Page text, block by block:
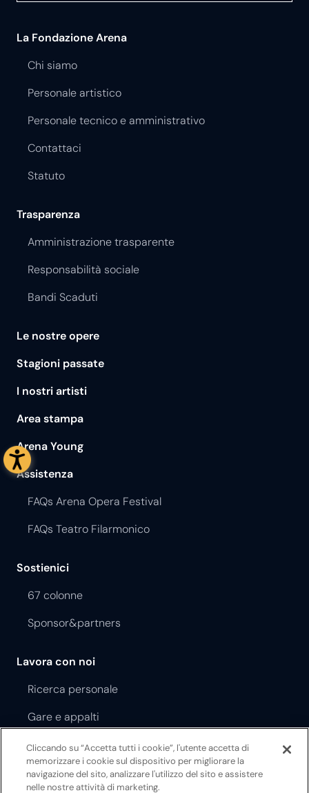
La Fondazione Arena
Chi siamo
Personale artistico
Personale tecnico e amministrativo
Contattaci
Statuto
Trasparenza
Amministrazione trasparente
Responsabilità sociale
Bandi Scaduti
Le nostre opere
Stagioni passate
I nostri artisti
Area stampa
Arena Young
Assistenza
FAQs Arena Opera Festival
FAQs Teatro Filarmonico
Sostienici
67 colonne
Sponsor&partners
Lavora con noi
Ricerca personale
Gare e appalti
Regolamento Opera Festival
Regolamento Teatro Filarmonico
Cliccando su “Accetta tutti i cookie”, l'utente accetta di
memorizzare i cookie sul dispositivo per migliorare la
navigazione del sito, analizzare l'utilizzo del sito e assistere
nelle nostre attività di marketing.